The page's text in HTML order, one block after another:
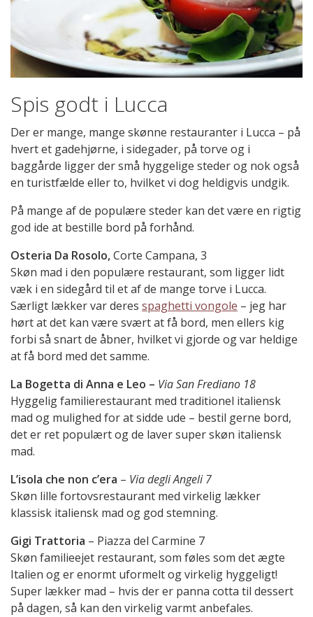
Spis godt i Lucca
Der er mange, mange skønne restauranter i Lucca – på
hvert et gadehjørne, i sidegader, på torve og i
baggårde ligger der små hyggelige steder og nok også
en turistfælde eller to, hvilket vi dog heldigvis undgik.
På mange af de populære steder kan det være en rigtig
god ide at bestille bord på forhånd.
Osteria Da Rosolo,Corte Campana, 3
Skøn mad i den populære restaurant, som ligger lidt
væk i en sidegård til et af de mange torve i Lucca.
Særligt lækker var deres spaghetti vongole – jeg har
hørt at det kan være svært at få bord, men ellers kig
forbi så snart de åbner, hvilket vi gjorde og var heldige
at få bord med det samme.
La Bogetta di Anna e Leo – Via San Frediano 18
Hyggelig familierestaurant med traditionel italiensk
mad og mulighed for at sidde ude – bestil gerne bord,
det er ret populært og de laver super skøn italiensk
mad.
L’isola che non c’era – Via degli Angeli 7
Skøn lille fortovsrestaurant med virkelig lækker
klassisk italiensk mad og god stemning.
Gigi Trattoria – Piazza del Carmine 7
Skøn familieejet restaurant, som føles som det ægte
Italien og er enormt uformelt og virkelig hyggeligt!
Super lækker mad – hvis der er panna cotta til dessert
på dagen, så kan den virkelig varmt anbefales.